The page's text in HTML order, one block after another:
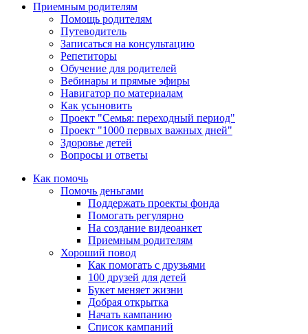
Приемным родителям
Помощь родителям
Путеводитель
Записаться на консультацию
Репетиторы
Обучение для родителей
Вебинары и прямые эфиры
Навигатор по материалам
Как усыновить
Проект "Семья: переходный период"
Проект "1000 первых важных дней"
Здоровье детей
Вопросы и ответы
Как помочь
Помочь деньгами
Поддержать проекты фонда
Помогать регулярно
На создание видеоанкет
Приемным родителям
Хороший повод
Как помогать с друзьями
100 друзей для детей
Букет меняет жизни
Добрая открытка
Начать кампанию
Список кампаний